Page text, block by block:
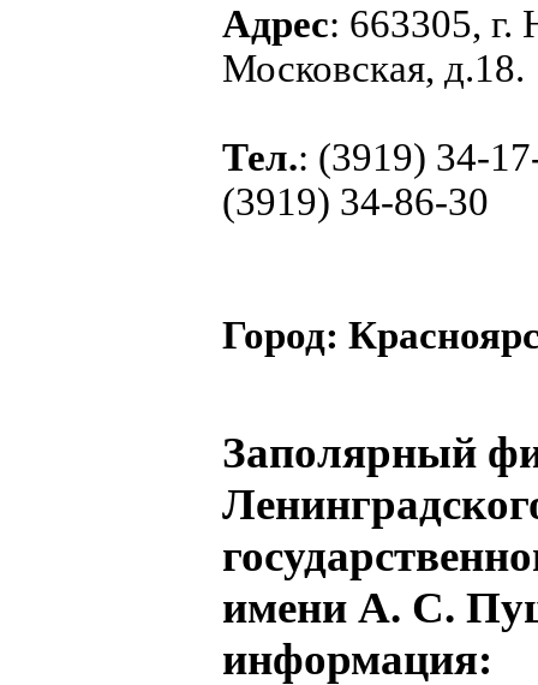
Адрес: 663305, г.
Московская, д.18.
Тел.: (3919) 34-
(3919) 34-86-30
Город:
Заполярный
имени А. С.
информация: